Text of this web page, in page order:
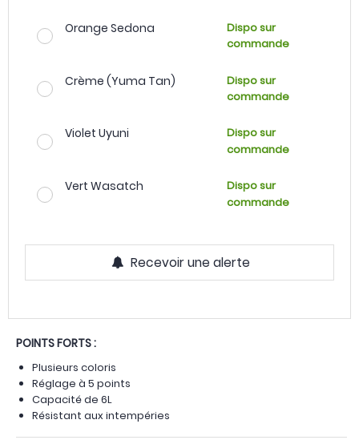
Orange Sedona
Dispo sur
commande
Crème (Yuma Tan)
Dispo sur
commande
Violet Uyuni
Dispo sur
commande
Vert Wasatch
Dispo sur
commande
Recevoir une alerte
POINTS FORTS :
Plusieurs coloris
Réglage à 5 points
Capacité de 6L
Résistant aux intempéries